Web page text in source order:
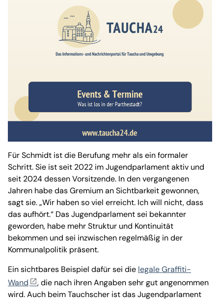
Für Schmidt ist die Berufung mehr als ein formaler
Schritt. Sie ist seit 2022 im Jugendparlament aktiv und
seit 2024 dessen Vorsitzende. In den vergangenen
Jahren habe das Gremium an Sichtbarkeit gewonnen,
sagt sie. „Wir haben so viel erreicht. Ich will nicht, dass
das aufhört.“ Das Jugendparlament sei bekannter
geworden, habe mehr Struktur und Kontinuität
bekommen und sei inzwischen regelmäßig in der
Kommunalpolitik präsent.
Ein sichtbares Beispiel dafür sei die legale Graffiti-
Wand
, die nach ihren Angaben sehr gut angenommen
wird. Auch beim Tauchscher ist das Jugendparlament